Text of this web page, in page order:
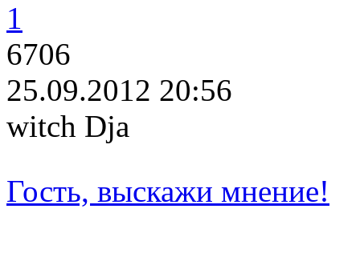
1
6706
25.09.2012 20:56
witch Dja
Гость, выскажи мнение!